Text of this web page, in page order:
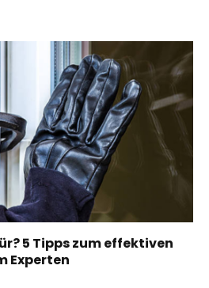
5 Tipps zum effektiven
Experten